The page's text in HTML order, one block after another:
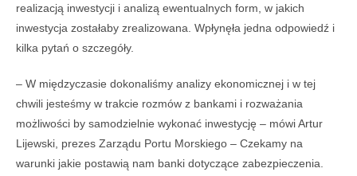
realizacją inwestycji i analizą ewentualnych form, w jakich
inwestycja zostałaby zrealizowana. Wpłynęła jedna odpowiedź i
kilka pytań o szczegóły.
– W międzyczasie dokonaliśmy analizy ekonomicznej i w tej
chwili jesteśmy w trakcie rozmów z bankami i rozważania
możliwości by samodzielnie wykonać inwestycję – mówi Artur
Lijewski, prezes Zarządu Portu Morskiego – Czekamy na
warunki jakie postawią nam banki dotyczące zabezpieczenia.